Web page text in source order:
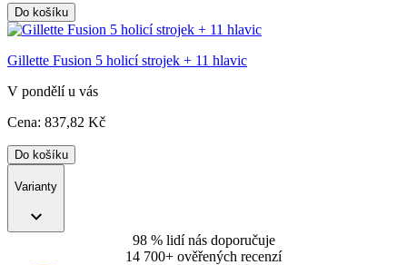
Do košíku
Gillette Fusion 5 holicí strojek + 11 hlavic
V pondělí u vás
Cena: 837,82 Kč
Do košíku
Varianty
98 % lidí nás doporučuje
14 700+ ověřených recenzí